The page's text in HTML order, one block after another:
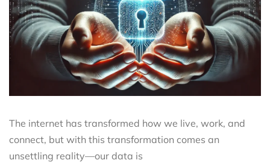
The internet has transformed how we live, work, and
connect, but with this transformation comes an
unsettling reality—our data is